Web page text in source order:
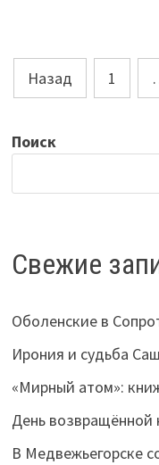
Навигация
по
записям
Назад 1
Поиск
Свежие
Оболенские в
Ирония и судьба
«Мирный атом»:
День возвращённой
В Медвежьегорске